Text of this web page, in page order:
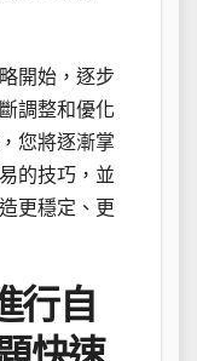
開始，逐步
調整和優化
您將逐漸掌
的技巧，並
更穩定、更
行自